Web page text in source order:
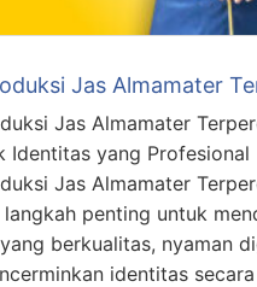
Jas Almamater
Jas Almamater
Identitas yang
Jas Almamater
langkah penting untuk
berkualitas, nyaman
identitas